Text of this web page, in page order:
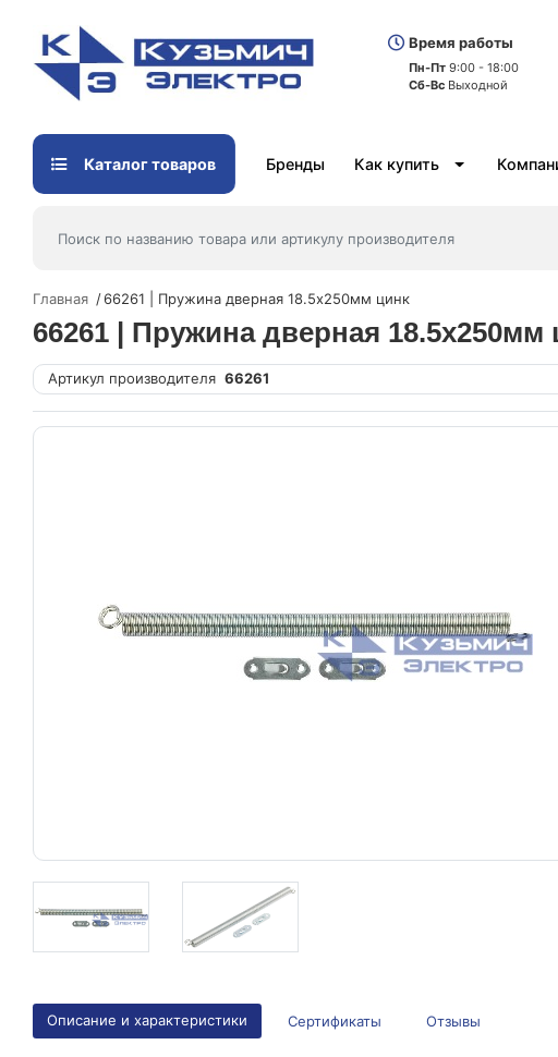
Время работы
Пн-Пт 9:00 - 18:00
Сб-Вс Выходной
Каталог товаров Бренды Как купить
Главная 66261 | Пружина дверная 18.5х250мм цинк
66261 | Пружина дверная 18.5х250мм
Артикул производителя 66261
Описание и характеристики Сертификаты Отзывы